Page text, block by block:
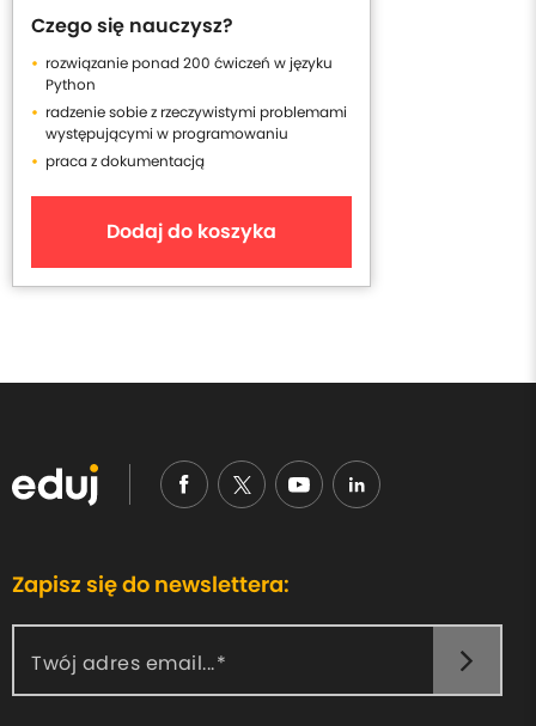
Czego się nauczysz?
rozwiązanie ponad 200 ćwiczeń w języku
Python
radzenie sobie z rzeczywistymi problemami
występującymi w programowaniu
praca z dokumentacją
Dodaj do koszyka
Zapisz się do newslettera:
Twój adres email...